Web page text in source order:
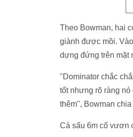
Theo Bowman, hai
giành được mồi.
dựng đứng trên mặt
"Dominator chắc
tốt nhưng rõ ràng
thêm", Bowman chia
Cá sấu 6m cố vươn